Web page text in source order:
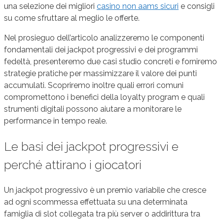
una selezione dei migliori casino non aams sicuri e consigli
su come sfruttare al meglio le offerte.
Nel prosieguo dell’articolo analizzeremo le componenti
fondamentali dei jackpot progressivi e dei programmi
fedeltà, presenteremo due casi studio concreti e forniremo
strategie pratiche per massimizzare il valore dei punti
accumulati. Scopriremo inoltre quali errori comuni
compromettono i benefici della loyalty program e quali
strumenti digitali possono aiutare a monitorare le
performance in tempo reale.
Le basi dei jackpot progressivi e
perché attirano i giocatori
Un jackpot progressivo è un premio variabile che cresce
ad ogni scommessa effettuata su una determinata
famiglia di slot collegata tra più server o addirittura tra